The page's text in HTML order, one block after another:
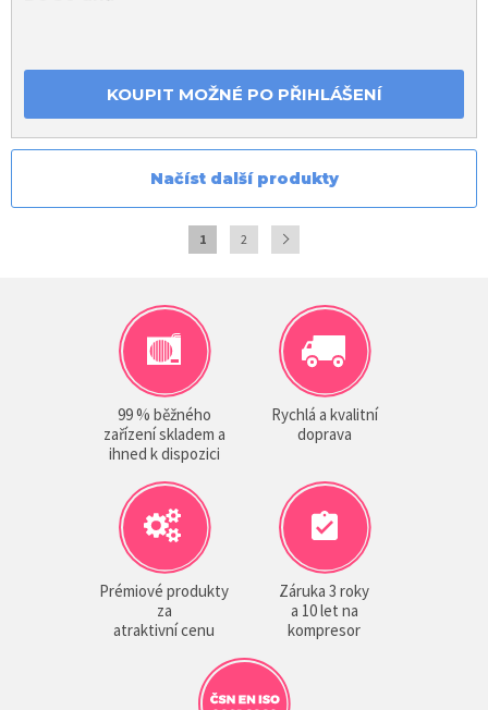
KOUPIT MOŽNÉ PO PŘIHLÁŠENÍ
Načíst další produkty
1 2
99 % běžného
zařízení skladem a
ihned k dispozici
Rychlá a kvalitní
doprava
Prémiové produkty
za
atraktivní cenu
Záruka 3 roky
a 10 let na
kompresor